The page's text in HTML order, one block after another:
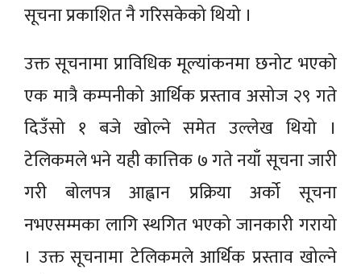
सूचना प्रकाशित नै गरिसकेको थियो ।
उक्त सूचनामा प्राविधिक मूल्यांकनमा छनोट भएको
एक मात्रै कम्पनीको आर्थिक प्रस्ताव असोज २९ गते
दिउँसो १ बजे खोल्ने समेत उल्लेख थियो ।
टेलिकमले भने यही कात्तिक ७ गते नयाँ सूचना जारी
गरी बोलपत्र आह्वान प्रक्रिया अर्को सूचना
नभएसम्मका लागि स्थगित भएको जानकारी गरायो
। उक्त सूचनामा टेलिकमले आर्थिक प्रस्ताव खोल्ने